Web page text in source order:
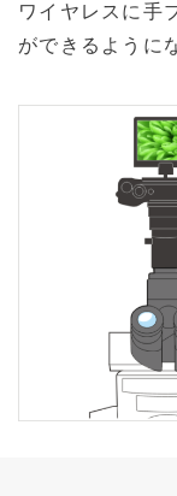
ワイヤレスに手
ができるように